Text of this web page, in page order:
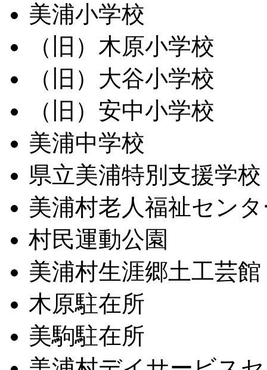
美浦小学校
（旧）木原小学校
（旧）大谷小学校
（旧）安中小学校
美浦中学校
県立美浦特別支援学校
美浦村老人福祉セン
村民運動公園
美浦村生涯郷土工芸
木原駐在所
美駒駐在所